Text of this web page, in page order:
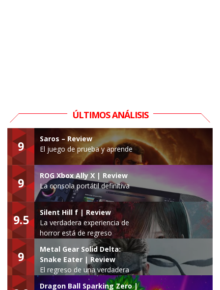
ÚLTIMOS ANÁLISIS
9
Saros – Review
El juego de prueba y aprende
9
ROG Xbox Ally X | Review
La consola portátil definitiva
9.5
Silent Hill f | Review
La verdadera experiencia de
horror está de regreso
9
Metal Gear Solid Delta:
Snake Eater | Review
El regreso de una verdadera
leyenda
Dragon Ball Sparking Zero |